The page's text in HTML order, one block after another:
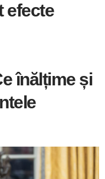
efecte
înălțime și